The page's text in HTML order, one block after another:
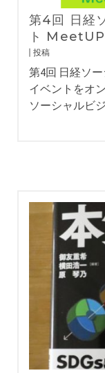
第4回 日経
ト MeetUP
投稿
第4回 日経ソ
イベントをオ
ソーシャルビ